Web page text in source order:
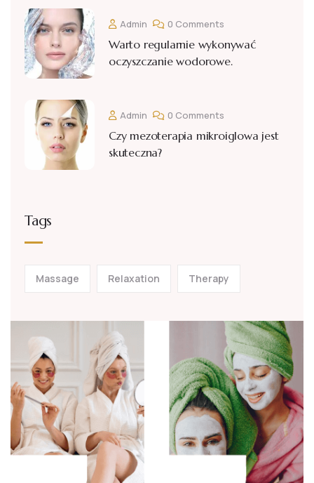
Admin 0 Comments
Warto regularnie wykonywać
oczyszczanie wodorowe.
Admin 0 Comments
Czy mezoterapia mikroiglowa jest
skuteczna?
Tags
Massage Relaxation Therapy